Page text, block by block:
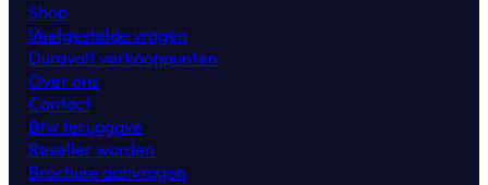
Shop
Veelgestelde vragen
Duravolt verkooppunten
Over ons
Contact
Btw teruggave
Reseller worden
Brochure aanvragen